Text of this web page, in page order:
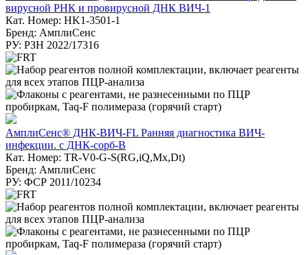
вирусной РНК и провирусной ДНК ВИЧ-1
Кат. Номер: HK1-3501-1
Бренд: АмплиСенс
РУ: РЗН 2022/17316
АмплиСенс® ДНК-ВИЧ-FL Ранняя диагностика ВИЧ-
инфекции. с ДНК-сорб-В
Кат. Номер: TR-V0-G-S(RG,iQ,Mx,Dt)
Бренд: АмплиСенс
РУ: ФСР 2011/10234